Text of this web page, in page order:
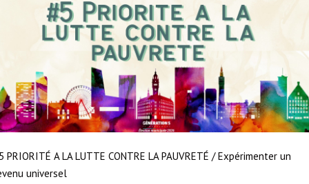
PRIORITÉ A LA LUTTE CONTRE LA PAUVRETÉ / Expérimenter un
universel